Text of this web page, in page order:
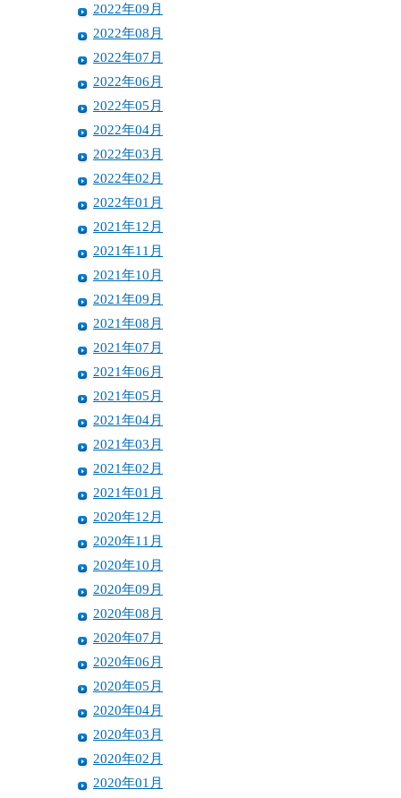
2022年09月
2022年08月
2022年07月
2022年06月
2022年05月
2022年04月
2022年03月
2022年02月
2022年01月
2021年12月
2021年11月
2021年10月
2021年09月
2021年08月
2021年07月
2021年06月
2021年05月
2021年04月
2021年03月
2021年02月
2021年01月
2020年12月
2020年11月
2020年10月
2020年09月
2020年08月
2020年07月
2020年06月
2020年05月
2020年04月
2020年03月
2020年02月
2020年01月